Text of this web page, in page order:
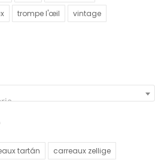
trompe l'œil
vintage
tartán
carreaux zellige